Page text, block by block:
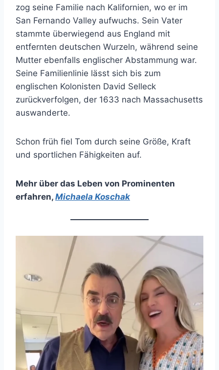
zog seine Familie nach Kalifornien, wo er im
San Fernando Valley aufwuchs. Sein Vater
stammte überwiegend aus England mit
entfernten deutschen Wurzeln, während seine
Mutter ebenfalls englischer Abstammung war.
Seine Familienlinie lässt sich bis zum
englischen Kolonisten David Selleck
zurückverfolgen, der 1633 nach Massachusetts
auswanderte.
Schon früh fiel Tom durch seine Größe, Kraft
und sportlichen Fähigkeiten auf.
Mehr über das Leben von Prominenten
erfahren, Michaela Koschak